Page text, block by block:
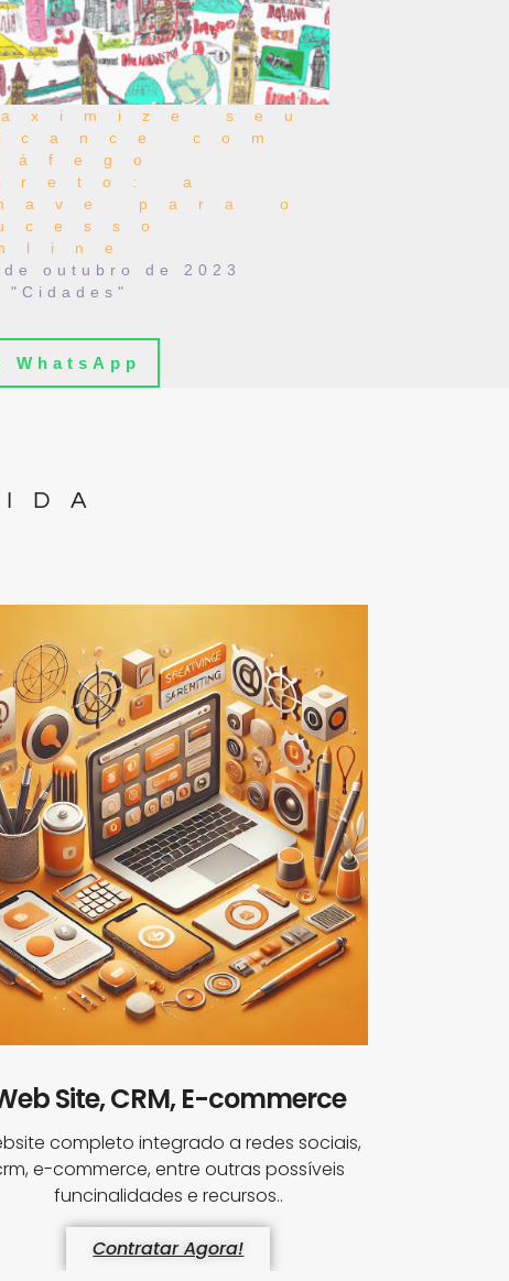
seu
com
a
para o
de outubro de 2023
"Cidades"
WhatsApp
Site, CRM, E-commerce
completo integrado a redes sociais,
e-commerce, entre outras possíveis
funcinalidades e recursos..
Contratar Agora!